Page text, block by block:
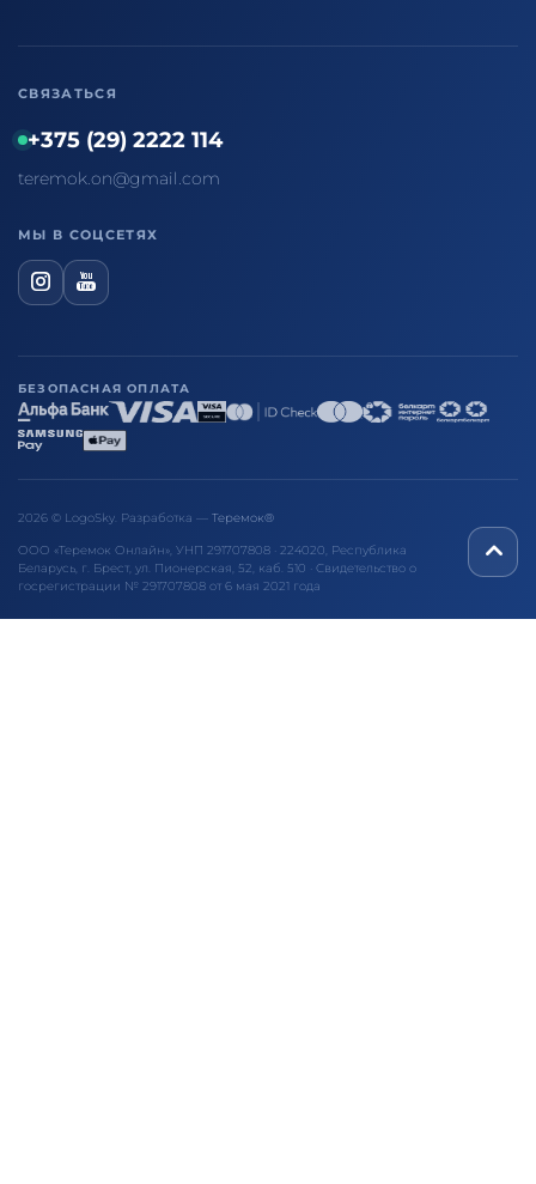
СВЯЗАТЬСЯ
+375 (29) 2222 114
teremok.on@gmail.com
МЫ В СОЦСЕТЯХ
БЕЗОПАСНАЯ ОПЛАТА
2026 © LogoSky. Разработка — Теремок®
ООО «Теремок Онлайн», УНП 291707808 · 224020, Республика
Беларусь, г. Брест, ул. Пионерская, 52, каб. 510 · Свидетельство о
госрегистрации № 291707808 от 6 мая 2021 года